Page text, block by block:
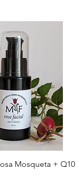
Mosqueta + Q10